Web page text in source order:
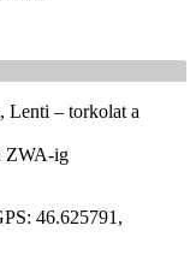
Lenti – torkolat a
ZWA-ig
46.625791,